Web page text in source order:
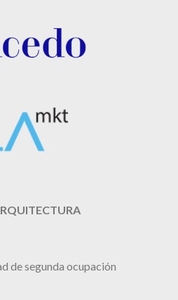
de segunda ocupación